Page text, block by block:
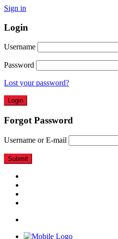
Sign in
Login
Username
Password
Lost your password?
Forgot Password
Username or E-mail